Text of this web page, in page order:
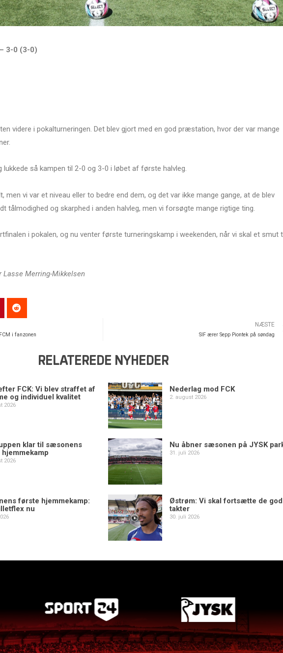
3-0 (3-0)
videre i pokalturneringen. Det blev gjort med en god præstation, hvor der var mange
så kampen til 2-0 og 3-0 i løbet af første halvleg.
men vi var et niveau eller to bedre end dem, og det var ikke mange gange, at de blev
tålmodighed og skarphed i anden halvleg, men vi forsøgte mange rigtige ting.
i pokalen, og nu venter første turneringskamp i weekenden, når vi skal et smut
Merring-Mikkelsen
i fanzonen
NÆSTE
SIF ærer Sepp Piontek på søndag
RELATEREDE NYHEDER
FCK: Vi blev straffet af
og individuel kvalitet
2026
Nederlag mod FCK
2. august 2026
klar til sæsonens
2026
Nu åbner sæsonen på JYSK
31. juli 2026
første hjemmekamp:
nu
Østrøm: Vi skal fortsætte de
takter
30. juli 2026